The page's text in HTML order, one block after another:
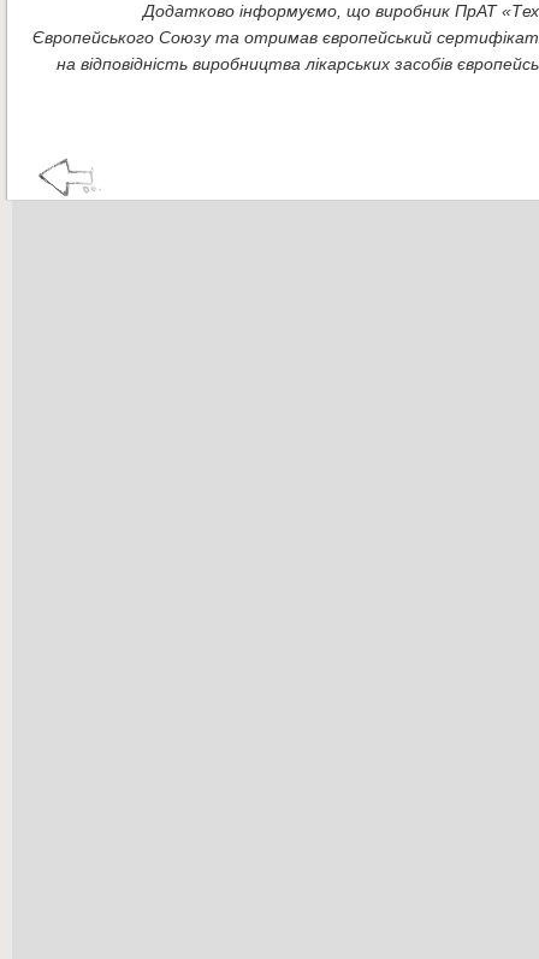
Додатково інформуємо, що виробник ПрАТ
Європейського Союзу та отримав європейський сертифікат
на відповідність виробництва лікарських засобів